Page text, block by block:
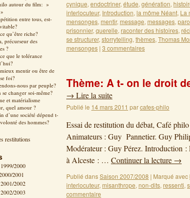
autour du film: »
entre tous, est-
qu’être riche?
précurseur des
?
que le tolérance
mentir ou être de
foi?
nous par peuple?
se changer soi-même?
et matérialisme
quel amour ?
d’une société dépend t-
des hommes?
restitutions
2000
2001
2002
2003
cynique, endoctriner, étude, génération,
interlocuteur, Introduction, la môme Néant, La
mensonges, mentir, message, messages,
prisonnier, querelle, raconter des histoires,
se structurer, storrytelling, thèmes, Thomas
mensonges | 3 commentaires
Thème: A t- on le droit
→ Lire la suite
Publié le 14 mars 2011 parcafes-philo
Essai de restitution du débat, Café
Animateurs : Guy Pannetier. Guy
Modérateur : Guy Pérez. Introduction :
à Alceste : … Continuer la lecture →
Publié dansSaison 2007/2008 | Marqué avec
interlocuteur, misanthrope, non-dits, ressenti,
commentaire